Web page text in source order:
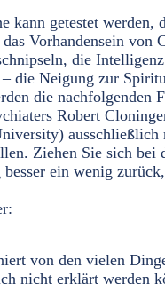
kann getestet werden,
Vorhandensein von
die
die Neigung zur
die nachfolgenden
Robert
ausschließlich
Ziehen Sie sich bei
ein wenig
von den vielen
nicht erklärt werden